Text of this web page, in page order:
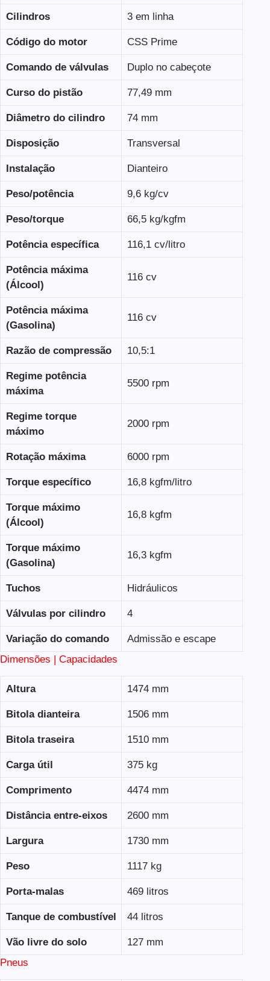
Cilindros 3 em linha
Código do motor CSS Prime
Comando de válvulas Duplo no cabeçote
Curso do pistão 77,49 mm
Diâmetro do cilindro 74 mm
Disposição Transversal
Instalação Dianteiro
Peso/potência 9,6 kg/cv
Peso/torque 66,5 kg/kgfm
Potência específica 116,1 cv/litro
Potência máxima
(Álcool)
116 cv
Potência máxima
(Gasolina)
116 cv
Razão de compressão 10,5:1
Regime potência
máxima
5500 rpm
Regime torque
máximo
2000 rpm
Rotação máxima 6000 rpm
Torque específico 16,8 kgfm/litro
Torque máximo
(Álcool)
16,8 kgfm
Torque máximo
(Gasolina)
16,3 kgfm
Tuchos Hidráulicos
Válvulas por cilindro 4
Variação do comando
Admissão e escape
Dimensões | Capacidades
Altura 1474 mm
Bitola dianteira 1506 mm
Bitola traseira 1510 mm
Carga útil 375 kg
Comprimento 4474 mm
Distância entre-eixos 2600 mm
Largura 1730 mm
Peso 1117 kg
Porta-malas 469 litros
Tanque de combustível 44 litros
Vão livre do solo
127 mm
Pneus